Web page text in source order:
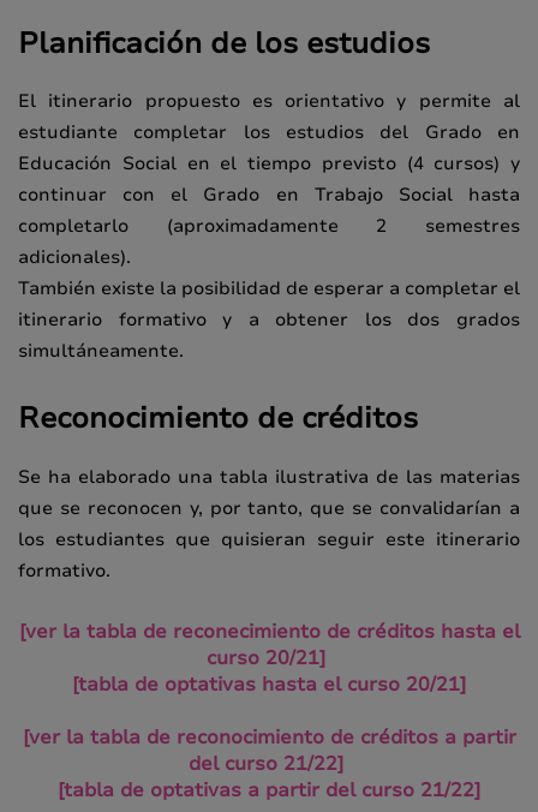
Planificación de los estudios
El itinerario propuesto es orientativo y permite al
estudiante completar los estudios del Grado en
Educación Social en el tiempo previsto (4 cursos) y
continuar con el Grado en Trabajo Social hasta
completarlo (aproximadamente 2 semestres
adicionales).
También existe la posibilidad de esperar a completar el
itinerario formativo y a obtener los dos grados
simultáneamente.
Reconocimiento de créditos
Se ha elaborado una tabla ilustrativa de las materias
que se reconocen y, por tanto, que se convalidarían a
los estudiantes que quisieran seguir este itinerario
formativo.
[ver la tabla de reconecimiento de créditos hasta el
curso 20/21]
[tabla de optativas hasta el curso 20/21]
[ver la tabla de reconocimiento de créditos a partir
del curso 21/22]
[tabla de optativas a partir del curso 21/22]